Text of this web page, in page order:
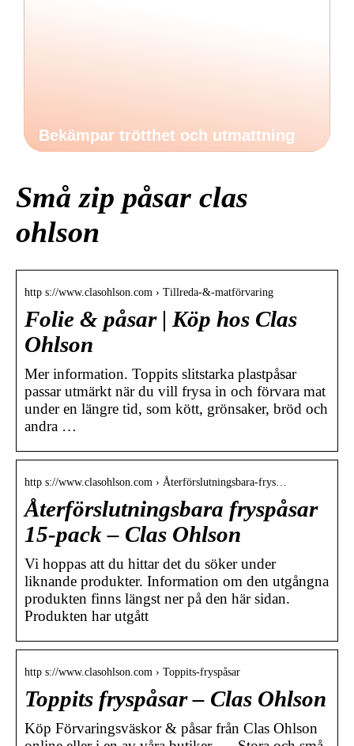
Bekämpar trötthet och utmattning
Små zip påsar clas
ohlson
http s://www.clasohlson.com › Tillreda-&-matförvaring
Folie & påsar | Köp hos Clas
Ohlson
Mer information. Toppits slitstarka plastpåsar
passar utmärkt när du vill frysa in och förvara mat
under en längre tid, som kött, grönsaker, bröd och
andra …
http s://www.clasohlson.com › Återförslutningsbara-frys…
Återförslutningsbara fryspåsar
15-pack – Clas Ohlson
Vi hoppas att du hittar det du söker under
liknande produkter. Information om den utgångna
produkten finns längst ner på den här sidan.
Produkten har utgått
http s://www.clasohlson.com › Toppits-fryspåsar
Toppits fryspåsar – Clas Ohlson
Köp Förvaringsväskor & påsar från Clas Ohlson